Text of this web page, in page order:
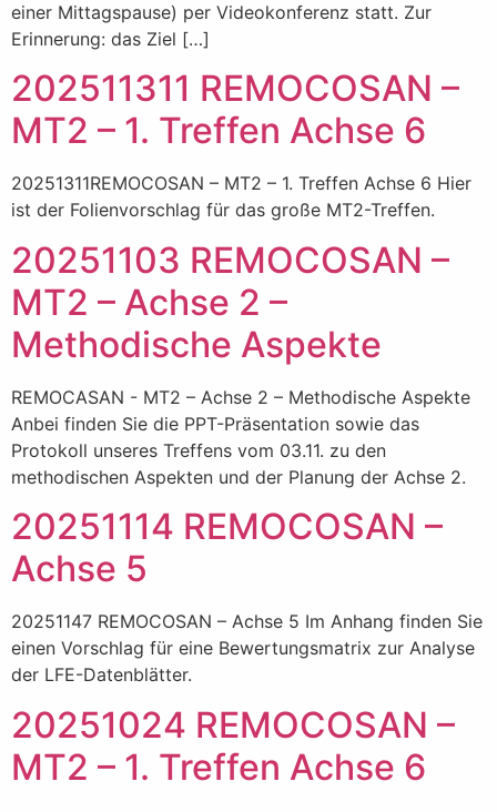
einer Mittagspause) per Videokonferenz statt. Zur
Erinnerung: das Ziel […]
202511311 REMOCOSAN –
MT2 – 1. Treffen Achse 6
20251311REMOCOSAN – MT2 – 1. Treffen Achse 6 Hier
ist der Folienvorschlag für das große MT2-Treffen.
20251103 REMOCOSAN –
MT2 – Achse 2 –
Methodische Aspekte
REMOCASAN - MT2 – Achse 2 – Methodische Aspekte
Anbei finden Sie die PPT-Präsentation sowie das
Protokoll unseres Treffens vom 03.11. zu den
methodischen Aspekten und der Planung der Achse 2.
20251114 REMOCOSAN –
Achse 5
20251147 REMOCOSAN – Achse 5 Im Anhang finden Sie
einen Vorschlag für eine Bewertungsmatrix zur Analyse
der LFE-Datenblätter.
20251024 REMOCOSAN –
MT2 – 1. Treffen Achse 6